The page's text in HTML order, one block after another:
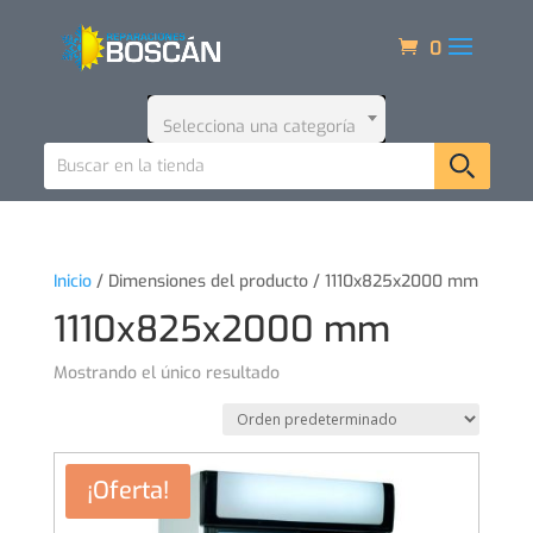
0
Selecciona una categoría
Inicio/ Dimensiones del producto / 1110x825x2000 mm
1110x825x2000 mm
Mostrando el único resultado
¡Oferta!